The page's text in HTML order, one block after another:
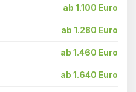
ab 1.100 Euro
ab 1.280 Euro
ab 1.460 Euro
ab 1.640 Euro